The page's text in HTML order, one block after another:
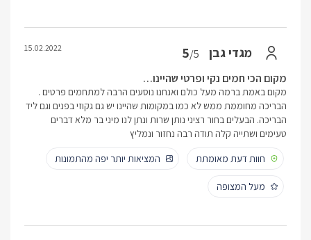
מגדי גבן 5/5
15.02.2022
מקום הכי חמים נקי ופרטי שהיינו…
מקום באמת ברמה מעל כולם ואנחנו נוסעים הרבה למתחמים פרטים .
הבריכה מחוממת ממש לא כמו במקומות שהיינו יש גם גקוזי בפנים וגם ליד
הבריכה. הבעלים בחור רציני נותן שרות ונתן לנו מיני בר מלא דברים
טעימים ושתייה קלה תודה רבה נחזור ונמליץ
חוות דעת מאומתת
המציאות יותר יפה מהתמונות
מעל המצופה